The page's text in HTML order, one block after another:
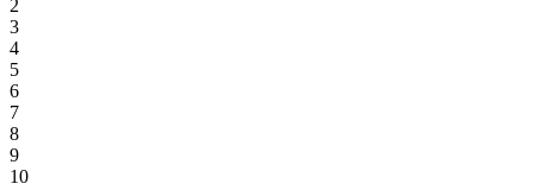
2
3
4
5
6
7
8
9
10